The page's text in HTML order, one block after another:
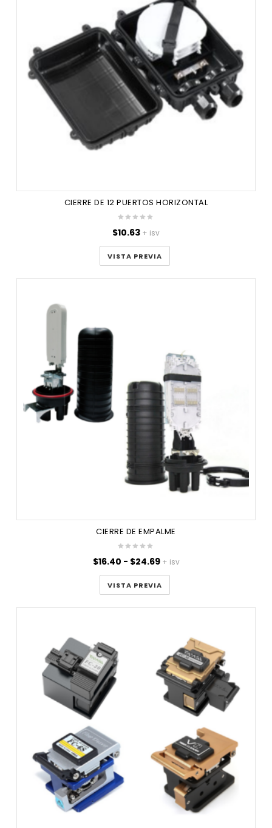
CIERRE DE 12 PUERTOS HORIZONTAL
$10.63 + isv
VISTA PREVIA
CIERRE DE EMPALME
$16.40 - $24.69Rango
de
precios:
desde
$16.40
+ isv
VISTA PREVIA